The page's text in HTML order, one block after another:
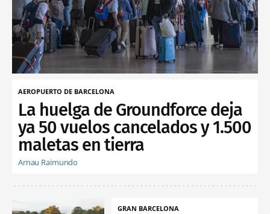
AEROPUERTO DE BARCELONA
La huelga de Groundforce deja
ya 50 vuelos cancelados y 1.500
maletas en tierra
Arnau Raimundo
GRAN BARCELONA